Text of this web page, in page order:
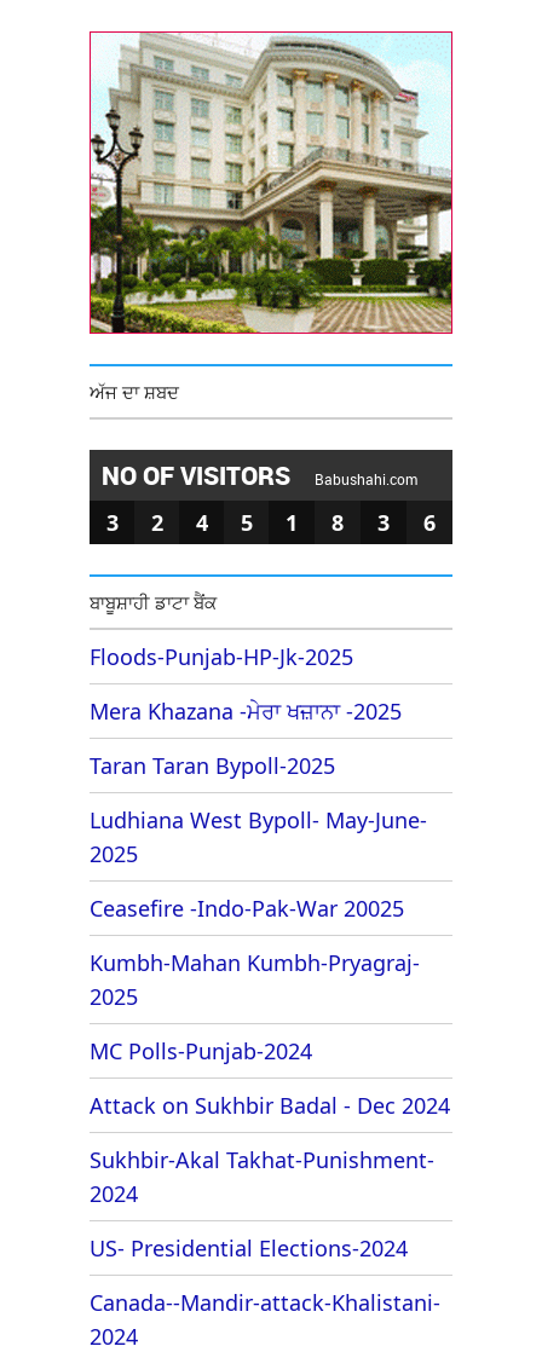
ਅੱਜ ਦਾ ਸ਼ਬਦ
NO OF VISITORS Babushahi.com
3 2 4 5 1 8 3 6
ਬਾਬੂਸ਼ਾਹੀ ਡਾਟਾ ਬੈਂਕ
Floods-Punjab-HP-Jk-2025
Mera Khazana -ਮੇਰਾ ਖਜ਼ਾਨਾ -2025
Taran Taran Bypoll-2025
Ludhiana West Bypoll- May-June-
2025
Ceasefire -Indo-Pak-War 20025
Kumbh-Mahan Kumbh-Pryagraj-
2025
MC Polls-Punjab-2024
Attack on Sukhbir Badal - Dec 2024
Sukhbir-Akal Takhat-Punishment-
2024
US- Presidential Elections-2024
Canada--Mandir-attack-Khalistani-
2024